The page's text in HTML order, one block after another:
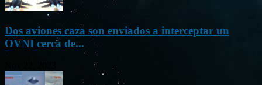
Dos aviones caza son enviados a interceptar un
OVNI cerca de...